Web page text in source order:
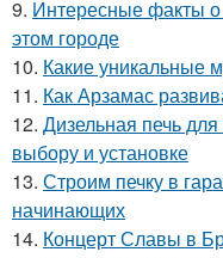
9. Интересные факты о
этом городе
10. Какие уникальные
11. Как Арзамас
12. Дизельная печь
выбору и установке
13. Строим печку в
начинающих
14. Концерт Славы в